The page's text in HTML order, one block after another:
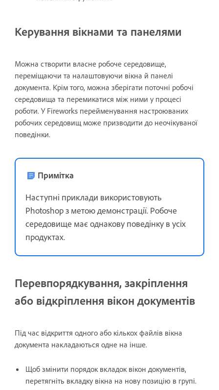
Керування вікнами та панелями
Можна створити власне робоче середовище,
переміщаючи та налаштовуючи вікна й панелі
документа. Крім того, можна зберігати поточні робочі
середовища та перемикатися між ними у процесі
роботи. У Fireworks перейменування настроюваних
робочих середовищ може призводити до неочікуваної
поведінки.
Примітка
Наступні приклади використовують
Photoshop з метою демонстрації. Робоче
середовище має однакову поведінку в усіх
продуктах.
Перевпорядкування, закріплення
або відкріплення вікон документів
Під час відкриття одного або кількох файлів вікна
документа накладаються одне на інше.
Щоб змінити порядок вкладок вікон документів,
перетягніть вкладку вікна на нову позицію в групі.